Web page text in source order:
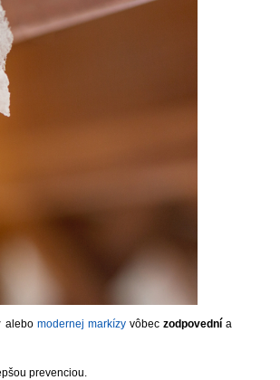
alebo modernej markízyvôbec zodpovednía
prevenciou.